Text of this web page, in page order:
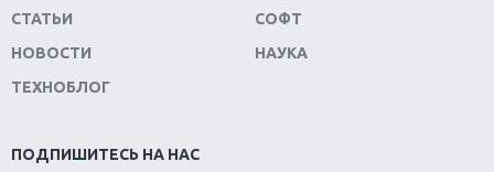
Обзор игры The Crew 2: покорение Америки
Важнейшие анонсы E3 2018
Крупнейшие релизы мая: Nintendo, Microsoft и
СТАТЬИ
НОВОСТИ
ТЕХНОБЛОГ
СОФТ
НАУКА
ПОДПИШИТЕСЬ НА НАС